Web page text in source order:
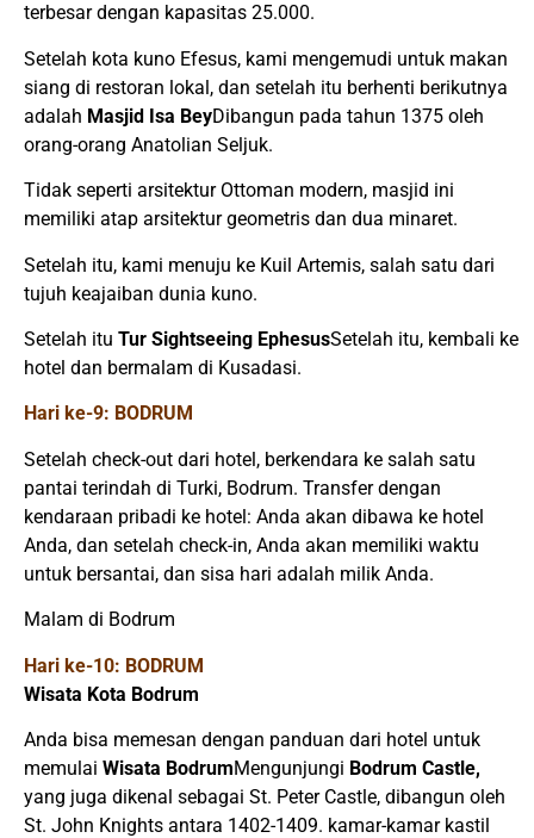
terbesar dengan kapasitas 25.000.
Setelah kota kuno Efesus, kami mengemudi untuk makan
siang di restoran lokal, dan setelah itu berhenti berikutnya
adalah Masjid Isa BeyDibangun pada tahun 1375 oleh
orang-orang Anatolian Seljuk.
Tidak seperti arsitektur Ottoman modern, masjid ini
memiliki atap arsitektur geometris dan dua minaret.
Setelah itu, kami menuju ke Kuil Artemis, salah satu dari
tujuh keajaiban dunia kuno.
Setelah itu Tur Sightseeing EphesusSetelah itu, kembali ke
hotel dan bermalam di Kusadasi.
Hari ke-9: BODRUM
Setelah check-out dari hotel, berkendara ke salah satu
pantai terindah di Turki, Bodrum. Transfer dengan
kendaraan pribadi ke hotel: Anda akan dibawa ke hotel
Anda, dan setelah check-in, Anda akan memiliki waktu
untuk bersantai, dan sisa hari adalah milik Anda.
Malam di Bodrum
Hari ke-10: BODRUM
Wisata Kota Bodrum
Anda bisa memesan dengan panduan dari hotel untuk
memulai Wisata BodrumMengunjungi Bodrum Castle,
yang juga dikenal sebagai St. Peter Castle, dibangun oleh
St. John Knights antara 1402-1409. kamar-kamar kastil